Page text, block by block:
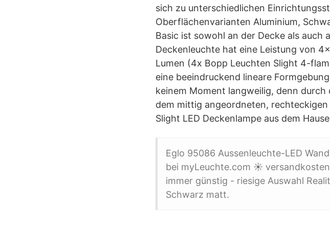
sich zu unterschiedlichen
Oberflächenvarianten Aluminium,
Basic ist sowohl an der Decke als auch
Deckenleuchte hat eine Leistung von
Lumen (4x Bopp Leuchten Slight 4-
eine beeindruckend lineare
keinem Moment langweilig, denn
dem mittig angeordneten,
Slight LED Deckenlampe aus dem
Eglo 95086 Aussenleuchte-LED
bei myLeuchte.com ☀
immer günstig - riesige Auswahl
Schwarz matt.